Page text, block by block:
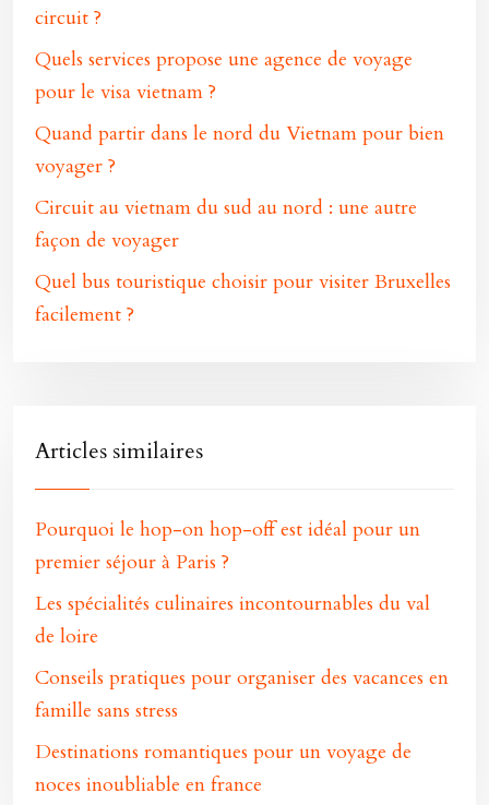
circuit ?
Quels services propose une agence de voyage
pour le visa vietnam ?
Quand partir dans le nord du Vietnam pour bien
voyager ?
Circuit au vietnam du sud au nord : une autre
façon de voyager
Quel bus touristique choisir pour visiter Bruxelles
facilement ?
Articles similaires
Pourquoi le hop-on hop-off est idéal pour un
premier séjour à Paris ?
Les spécialités culinaires incontournables du val
de loire
Conseils pratiques pour organiser des vacances en
famille sans stress
Destinations romantiques pour un voyage de
noces inoubliable en france